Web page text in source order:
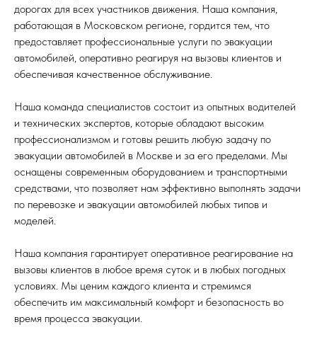
дорогах для всех участников движения. Наша компания,
работающая в Московском регионе, гордится тем, что
предоставляет профессиональные услуги по эвакуации
автомобилей, оперативно реагируя на вызовы клиентов и
обеспечивая качественное обслуживание.
Наша команда специалистов состоит из опытных водителей
и технических экспертов, которые обладают высоким
профессионализмом и готовы решить любую задачу по
эвакуации автомобилей в Москве и за его пределами. Мы
оснащены современным оборудованием и транспортными
средствами, что позволяет нам эффективно выполнять задачи
по перевозке и эвакуации автомобилей любых типов и
моделей.
Наша компания гарантирует оперативное реагирование на
вызовы клиентов в любое время суток и в любых погодных
условиях. Мы ценим каждого клиента и стремимся
обеспечить им максимальный комфорт и безопасность во
время процесса эвакуации.